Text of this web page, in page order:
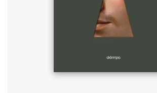
Sebastian Fitzek
Playlist